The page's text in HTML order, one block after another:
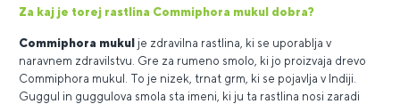
Za kaj je torej rastlina Commiphora mukul dobra?
Commiphora mukul je zdravilna rastlina, ki se uporablja v
naravnem zdravilstvu. Gre za rumeno smolo, ki jo proizvaja drevo
Commiphora mukul. To je nizek, trnat grm, ki se pojavlja v Indiji.
Guggul in guggulova smola sta imeni, ki ju ta rastlina nosi zaradi